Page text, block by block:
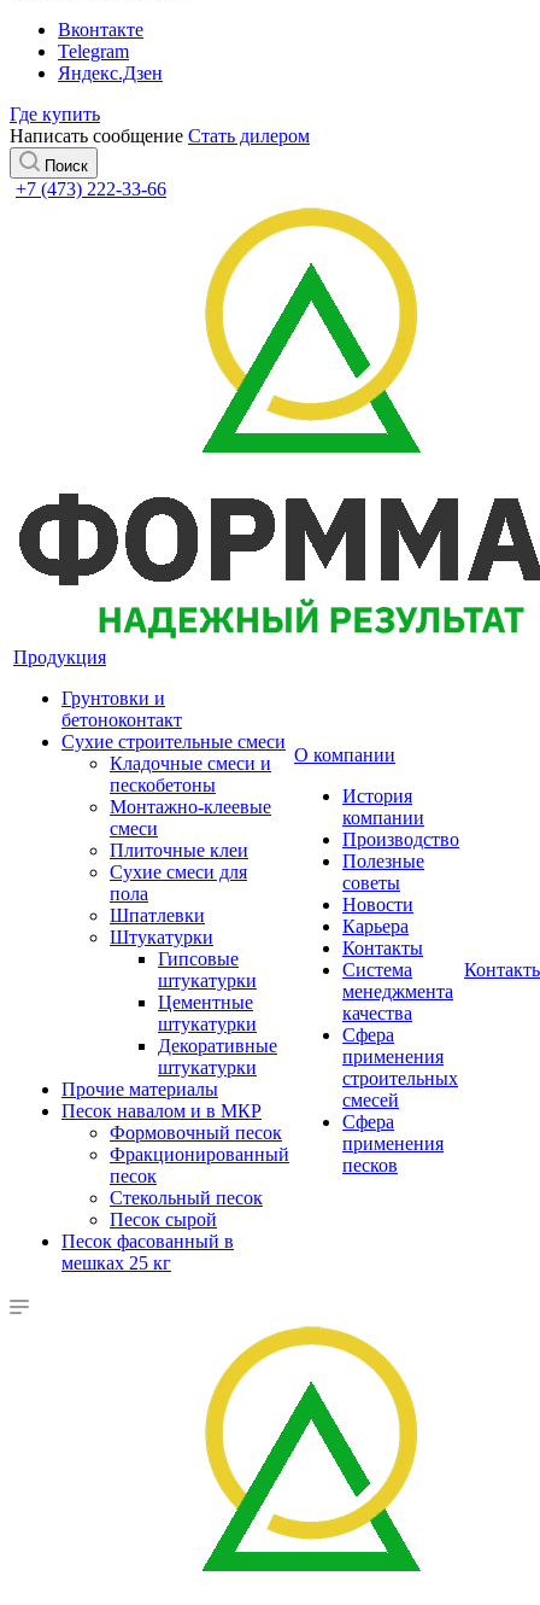
Вконтакте
Telegram
Яндекс.Дзен
Где купить
Написать сообщение Стать дилером
Поиск
+7 (473) 222-33-66
Продукция
Грунтовки и
бетоноконтакт
Сухие строительные смеси
Кладочные смеси и
пескобетоны
Монтажно-клеевые
смеси
Плиточные клеи
Сухие смеси для
пола
Шпатлевки
Штукатурки
Гипсовые
штукатурки
Цементные
штукатурки
Декоративные
штукатурки
Прочие материалы
Песок навалом и в МКР
Формовочный песок
Фракционированный
песок
Стекольный песок
Песок сырой
Песок фасованный в
мешках 25 кг
О компании
История
компании
Производство
Полезные
советы
Новости
Карьера
Контакты
Система
менеджмента
качества
Сфера
применения
строительных
смесей
Сфера
применения
песков